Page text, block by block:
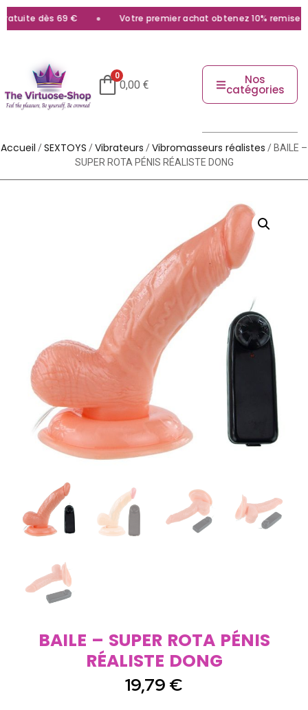
dès 69 € Votre premier achat obtenez 10% remise
0
0,00 € Nos
catégories
Accueil /SEXTOYS /Vibrateurs /Vibromasseurs réalistes / BAILE –
SUPER ROTA PÉNIS RÉALISTE DONG
BAILE – SUPER ROTA PÉNIS
RÉALISTE DONG
19,79 €